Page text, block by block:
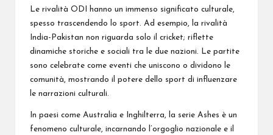
Le rivalità ODI hanno un immenso significato culturale,
spesso trascendendo lo sport. Ad esempio, la rivalità
India-Pakistan non riguarda solo il cricket; riflette
dinamiche storiche e sociali tra le due nazioni. Le partite
sono celebrate come eventi che uniscono o dividono le
comunità, mostrando il potere dello sport di influenzare
le narrazioni culturali.
In paesi come Australia e Inghilterra, la serie Ashes è un
fenomeno culturale, incarnando l’orgoglio nazionale e il